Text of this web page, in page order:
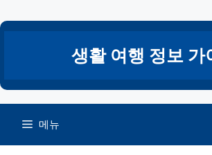
텐
건
너
생활 여행 정보 가
메뉴